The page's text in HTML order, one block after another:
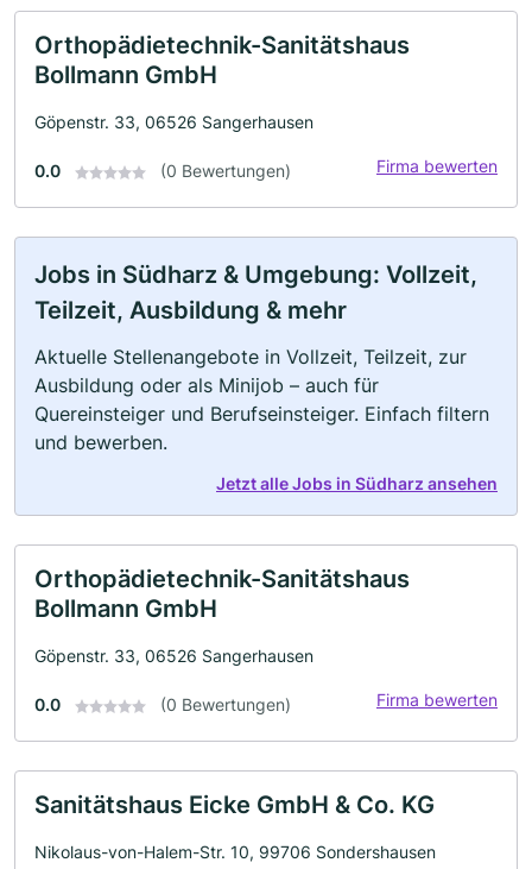
Orthopädietechnik-Sanitätshaus
Bollmann GmbH
Göpenstr. 33, 06526 Sangerhausen
0.0 (0 Bewertungen) Firma bewerten
Jobs in Südharz & Umgebung: Vollzeit,
Teilzeit, Ausbildung & mehr
Aktuelle Stellenangebote in Vollzeit, Teilzeit, zur
Ausbildung oder als Minijob – auch für
Quereinsteiger und Berufseinsteiger. Einfach filtern
und bewerben.
Jetzt alle Jobs in Südharz ansehen
Orthopädietechnik-Sanitätshaus
Bollmann GmbH
Göpenstr. 33, 06526 Sangerhausen
0.0 (0 Bewertungen) Firma bewerten
Sanitätshaus Eicke GmbH & Co. KG
Nikolaus-von-Halem-Str. 10, 99706 Sondershausen